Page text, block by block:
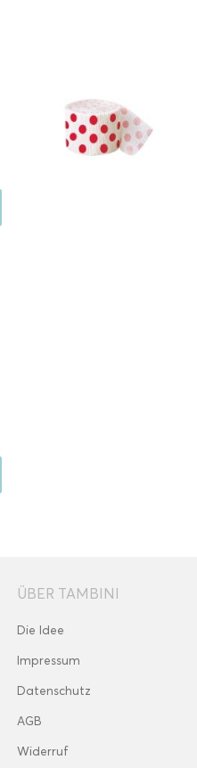
ÜBER TAMBINI
Die Idee
Impressum
Datenschutz
AGB
Widerruf